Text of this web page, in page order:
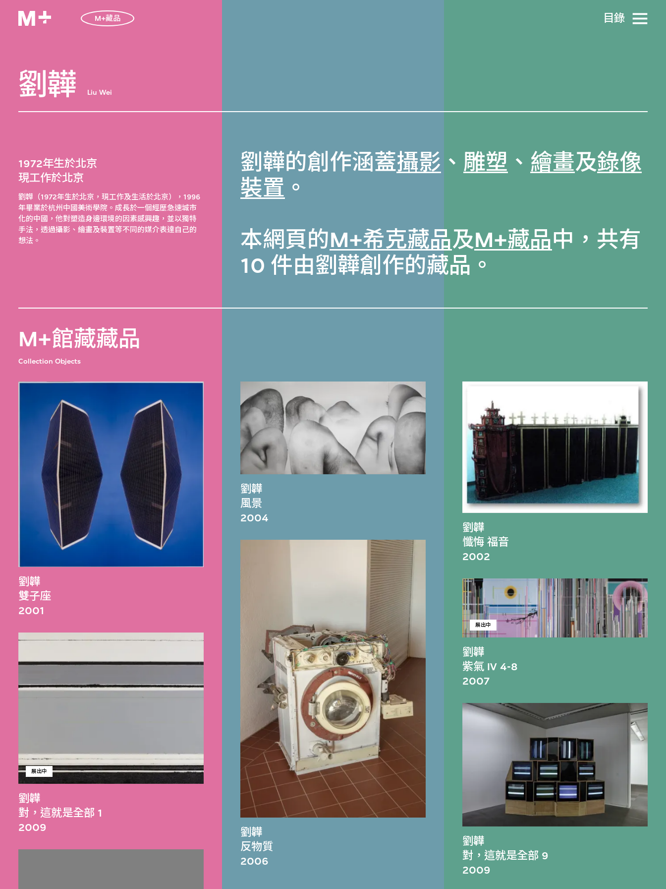
M+藏品 目​錄
劉韡 Liu Wei
1972年生於北京
現工作於北京
劉韡（1972年生於北京，現工作及生活於北京），1996
年畢業於杭州中國美術學院。成長於一個經歷急速城市
化的中國，他對塑造身邊環境的因素感興趣，並以獨特
手法，透過攝影、繪畫及裝置等不同的媒介表達自己的
想法。
劉韡的創作涵蓋攝影 、 雕塑 、 繪畫及錄像
裝置 。
本網頁的M+希克藏品及M+藏品中，共有
10 件由劉韡創作的藏品。
M+館藏藏品
Collection Objects
劉韡
雙子座
2001
劉韡
展出中
對，這就是全部 1
2009
劉韡
風景
2004
劉韡
反物質
2006
劉韡
懺悔 福音
2002
劉韡
展出中
紫氣 IV 4-8
2007
劉韡
對，這就是全部 9
2009